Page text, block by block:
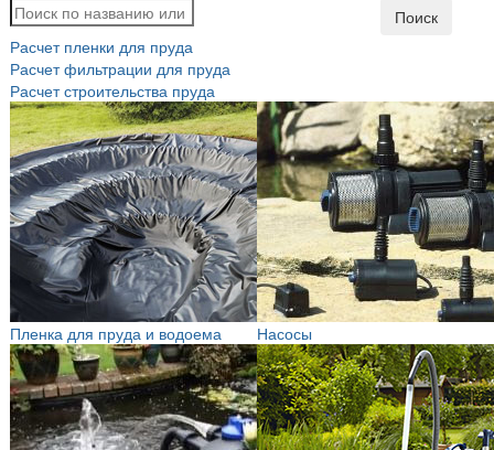
Поиск
Расчет пленки для пруда
Расчет фильтрации для пруда
Расчет строительства пруда
Пленка для пруда и водоема Насосы